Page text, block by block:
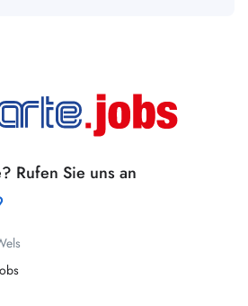
Rufen Sie uns an